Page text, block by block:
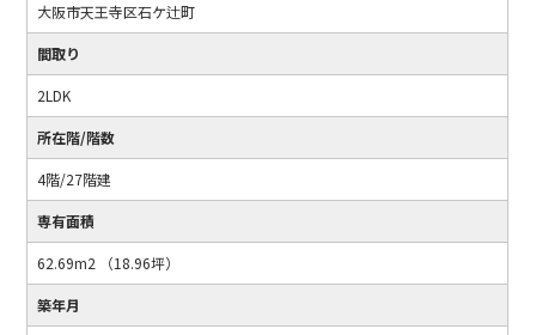
大阪市天王寺区石ケ辻町
間取り
2LDK
所在階/階数
4階/27階建
専有面積
62.69m2 （18.96坪）
築年月